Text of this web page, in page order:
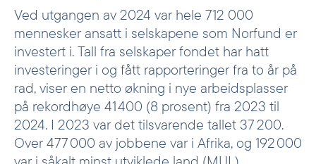
Ved utgangen av 2024 var hele 712 000
mennesker ansatt i selskapene som Norfund er
investert i. Tall fra selskaper fondet har hatt
investeringer i og fått rapporteringer fra to år på
rad, viser en netto økning i nye arbeidsplasser
på rekordhøye 41 400 (8 prosent) fra 2023 til
2024. I 2023 var det tilsvarende tallet 37 200.
Over 477 000 av jobbene var i Afrika, og 192 000